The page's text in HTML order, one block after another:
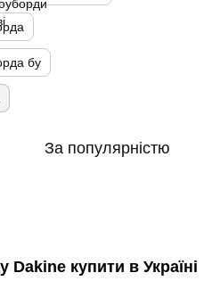
бу
За популярністю
купити в Україні